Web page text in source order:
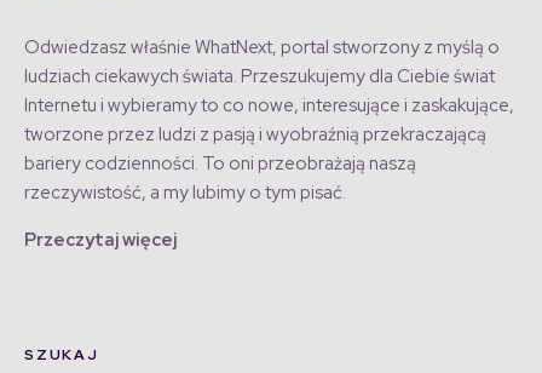
Odwiedzasz właśnie WhatNext, portal stworzony z myślą o
ludziach ciekawych świata. Przeszukujemy dla Ciebie świat
Internetu i wybieramy to co nowe, interesujące i zaskakujące,
tworzone przez ludzi z pasją i wyobraźnią przekraczającą
bariery codzienności. To oni przeobrażają naszą
rzeczywistość, a my lubimy o tym pisać.
Przeczytaj więcej
SZUKAJ